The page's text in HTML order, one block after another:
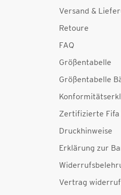
Versand &
Retoure
FAQ
Größentabelle
Größentabelle
Zertifizierte Fifa
Druckhinweise
Erklärung zur
Vertrag